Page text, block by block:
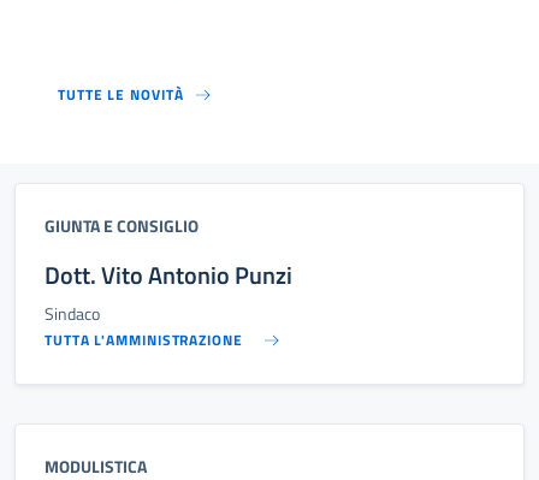
TUTTE LE NOVITÀ
GIUNTA E CONSIGLIO
Dott. Vito Antonio Punzi
Sindaco
TUTTA L'AMMINISTRAZIONE
MODULISTICA